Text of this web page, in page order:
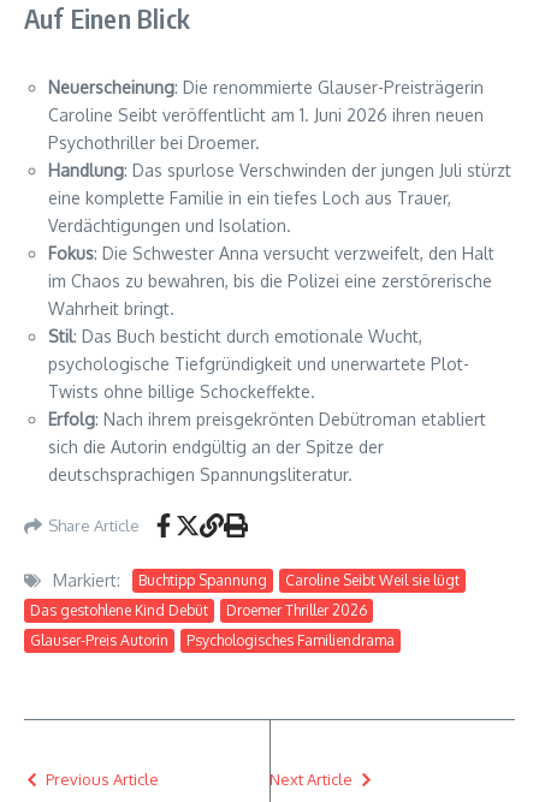
Auf Einen Blick
Neuerscheinung: Die renommierte Glauser-Preisträgerin
Caroline Seibt veröffentlicht am 1. Juni 2026 ihren neuen
Psychothriller bei Droemer.
Handlung: Das spurlose Verschwinden der jungen Juli stürzt
eine komplette Familie in ein tiefes Loch aus Trauer,
Verdächtigungen und Isolation.
Fokus: Die Schwester Anna versucht verzweifelt, den Halt
im Chaos zu bewahren, bis die Polizei eine zerstörerische
Wahrheit bringt.
Stil: Das Buch besticht durch emotionale Wucht,
psychologische Tiefgründigkeit und unerwartete Plot-
Twists ohne billige Schockeffekte.
Erfolg: Nach ihrem preisgekrönten Debütroman etabliert
sich die Autorin endgültig an der Spitze der
deutschsprachigen Spannungsliteratur.
Share Article
Markiert: Buchtipp Spannung
Caroline Seibt Weil sie lügt
Das gestohlene Kind Debüt
Droemer Thriller 2026
Glauser-Preis Autorin
Psychologisches Familiendrama
Previous Article Next Article